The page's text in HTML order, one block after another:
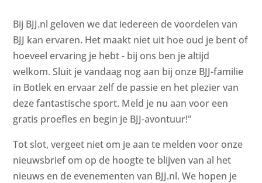
Bij BJJ.nl geloven we dat iedereen de voordelen van
BJJ kan ervaren. Het maakt niet uit hoe oud je bent of
hoeveel ervaring je hebt - bij ons ben je altijd
welkom. Sluit je vandaag nog aan bij onze BJJ-familie
in Botlek en ervaar zelf de passie en het plezier van
deze fantastische sport. Meld je nu aan voor een
gratis proefles en begin je BJJ-avontuur!"
Tot slot, vergeet niet om je aan te melden voor onze
nieuwsbrief om op de hoogte te blijven van al het
nieuws en de evenementen van BJJ.nl. We hopen je